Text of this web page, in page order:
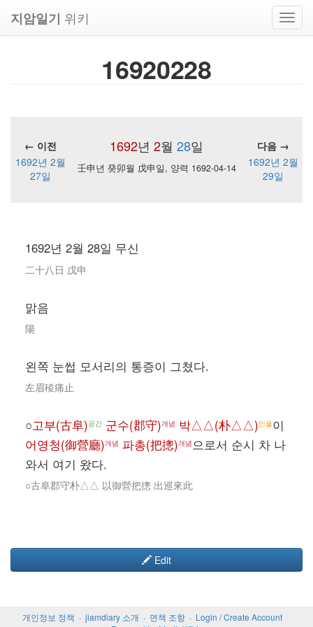
지암일기 위키
16920228
1692년 2월 28일
← 이전
다음 →
1692년 2월
27일
壬申년 癸卯월 戊申일, 양력 1692-04-14
1692년 2월
29일
1692년 2월 28일 무신
二十八日 戊申
맑음
陽
왼쪽 눈썹 모서리의 통증이 그쳤다.
左眉稜痛止
○고부(古阜)공간 군수(郡守)개념 박△△(朴△△)인물이
어영청(御營廳)개념 파총(把摠)개념으로서 순시 차 나
와서 여기 왔다.
○古阜郡守朴△△ 以御營把摠 出巡來此
Edit
개인정보 정책 jiamdiary 소개 면책 조항
Login / Create Account